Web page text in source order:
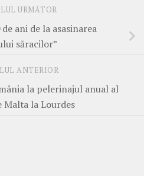
URMĂTOR
ani de la asasinarea
săracilor”
ANTERIOR
la pelerinajul anual al
Malta la Lourdes